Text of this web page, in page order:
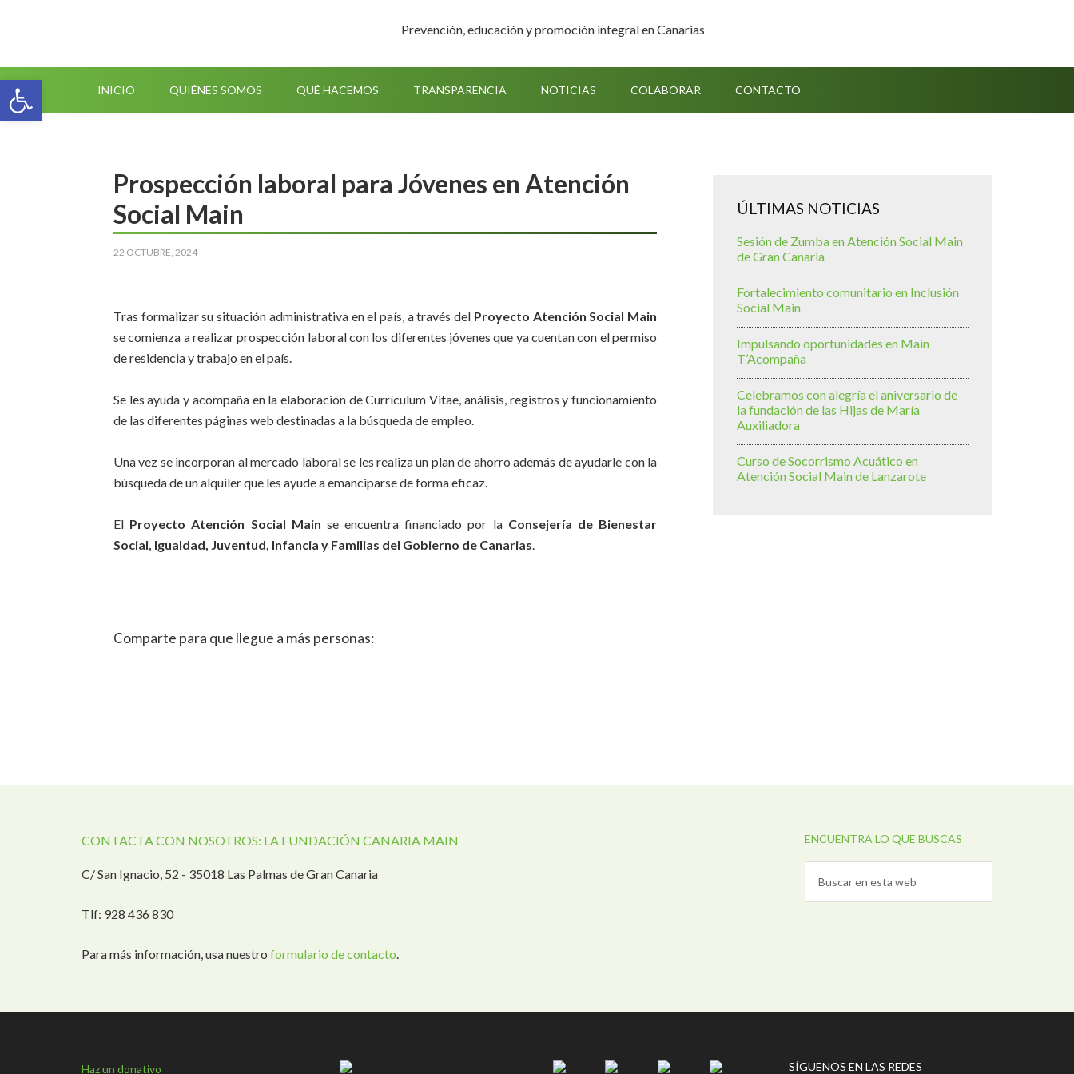
Prevención, educación y promoción integral en Canarias
INICIO QUIÉNES SOMOS QUÉ HACEMOS TRANSPARENCIA NOTICIAS COLABORAR CONTACTO
Prospección laboral para Jóvenes en Atención
Social Main
22 OCTUBRE, 2024
Tras formalizar su situación administrativa en el país, a través del Proyecto Atención Social Main
se comienza a realizar prospección laboral con los diferentes jóvenes que ya cuentan con el permiso
de residencia y trabajo en el país.
Se les ayuda y acompaña en la elaboración de Currículum Vitae, análisis, registros y funcionamiento
de las diferentes páginas web destinadas a la búsqueda de empleo.
Una vez se incorporan al mercado laboral se les realiza un plan de ahorro además de ayudarle con la
búsqueda de un alquiler que les ayude a emanciparse de forma eficaz.
El Proyecto Atención Social Main se encuentra financiado por la Consejería de Bienestar
Social, Igualdad, Juventud, Infancia y Familias del Gobierno de Canarias.
Comparte para que llegue a más personas:
ÚLTIMAS NOTICIAS
Sesión de Zumba en Atención Social Main
de Gran Canaria
Fortalecimiento comunitario en Inclusión
Social Main
Impulsando oportunidades en Main
T’Acompaña
Celebramos con alegría el aniversario de
la fundación de las Hijas de María
Auxiliadora
Curso de Socorrismo Acuático en
Atención Social Main de Lanzarote
CONTACTA CON NOSOTROS: LA FUNDACIÓN CANARIA MAIN
C/ San Ignacio, 52 - 35018 Las Palmas de Gran Canaria
Tlf: 928 436 830
Para más información, usa nuestro formulario de contacto
ENCUENTRA LO QUE BUSCAS
Haz un donativo SÍGUENOS EN LAS REDES
Abrir barra de herramientas